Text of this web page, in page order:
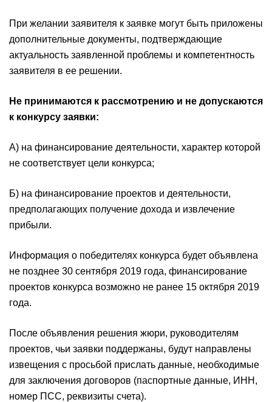
При желании заявителя к заявке могут быть приложены
дополнительные документы, подтверждающие
актуальность заявленной проблемы и компетентность
заявителя в ее решении.
Не принимаются к рассмотрению и не допускаются
к конкурсу заявки:
А) на финансирование деятельности, характер которой
не соответствует цели конкурса;
Б) на финансирование проектов и деятельности,
предполагающих получение дохода и извлечение
прибыли.
Информация о победителях конкурса будет объявлена
не позднее 30 сентября 2019 года, финансирование
проектов конкурса возможно не ранее 15 октября 2019
года.
После объявления решения жюри, руководителям
проектов, чьи заявки поддержаны, будут направлены
извещения с просьбой прислать данные, необходимые
для заключения договоров (паспортные данные, ИНН,
номер ПСС, реквизиты счета).